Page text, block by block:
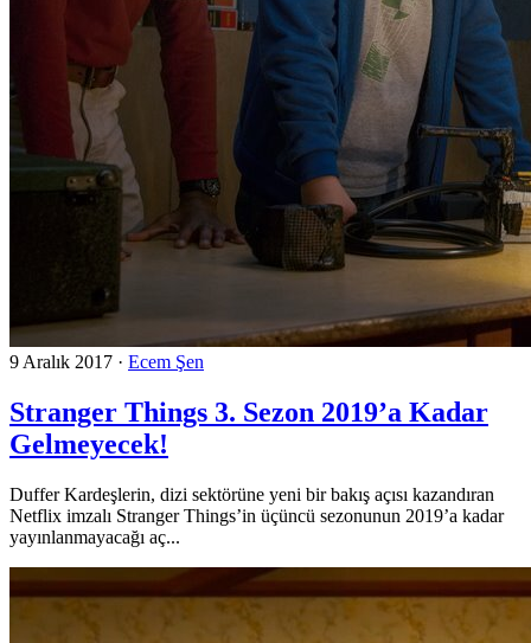
9 Aralık 2017 · Ecem Şen
Stranger Things 3. Sezon 2019’a Kadar
Gelmeyecek!
Duffer Kardeşlerin, dizi sektörüne yeni bir bakış açısı kazandıran
Netflix imzalı Stranger Things’in üçüncü sezonunun 2019’a kadar
yayınlanmayacağı aç...